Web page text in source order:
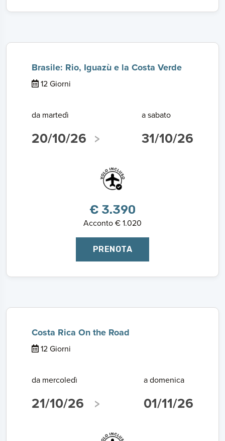
Brasile: Rio, Iguazù e la Costa Verde
12 Giorni
da martedì
20/10/26
a sabato
31/10/26
€ 3.390
Acconto € 1.020
PRENOTA
Costa Rica On the Road
12 Giorni
da mercoledì
21/10/26
a domenica
01/11/26